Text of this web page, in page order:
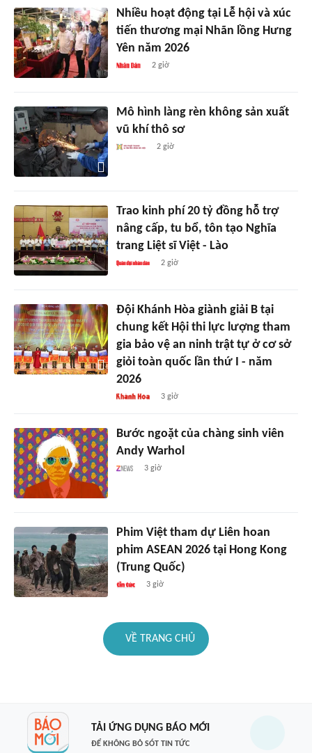
Nhiều hoạt động tại Lễ hội và xúc
tiến thương mại Nhãn lồng Hưng
Yên năm 2026
2 giờ
Mô hình làng rèn không sản xuất
vũ khí thô sơ
2 giờ
Trao kinh phí 20 tỷ đồng hỗ trợ
nâng cấp, tu bổ, tôn tạo Nghĩa
trang Liệt sĩ Việt - Lào
2 giờ
Đội Khánh Hòa giành giải B tại
chung kết Hội thi lực lượng tham
gia bảo vệ an ninh trật tự ở cơ sở
giỏi toàn quốc lần thứ I - năm
2026
3 giờ
Bước ngoặt của chàng sinh viên
Andy Warhol
3 giờ
Phim Việt tham dự Liên hoan
phim ASEAN 2026 tại Hong Kong
(Trung Quốc)
3 giờ
VỀ TRANG CHỦ
TẢI ỨNG DỤNG BÁO MỚI
ĐỂ KHÔNG BỎ SÓT TIN TỨC